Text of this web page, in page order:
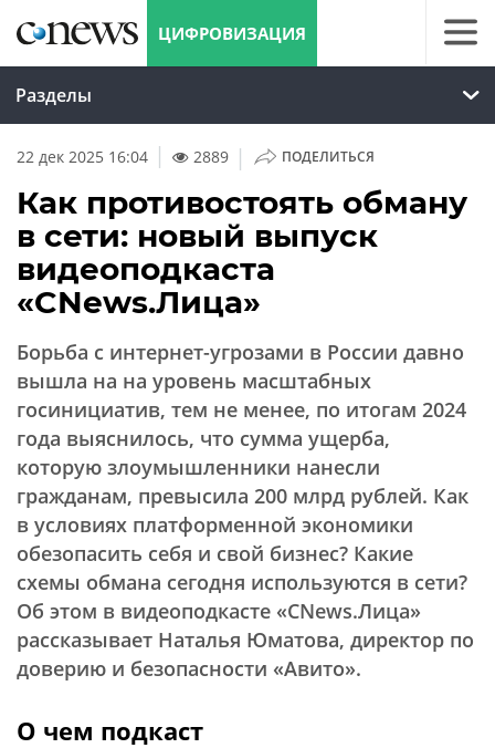
ЦИФРОВИЗАЦИЯ
Разделы
22 дек 2025 16:04 2889 | ПОДЕЛИТЬСЯ
Как противостоять обману
в сети: новый выпуск
видеоподкаста
«CNews.Лица»
Борьба с интернет-угрозами в России давно
вышла на на уровень масштабных
госинициатив, тем не менее, по итогам 2024
года выяснилось, что сумма ущерба,
которую злоумышленники нанесли
гражданам, превысила 200 млрд рублей. Как
в условиях платформенной экономики
обезопасить себя и свой бизнес? Какие
схемы обмана сегодня используются в сети?
Об этом в видеоподкасте «CNews.Лица»
рассказывает Наталья Юматова, директор по
доверию и безопасности «Авито».
О чем подкаст